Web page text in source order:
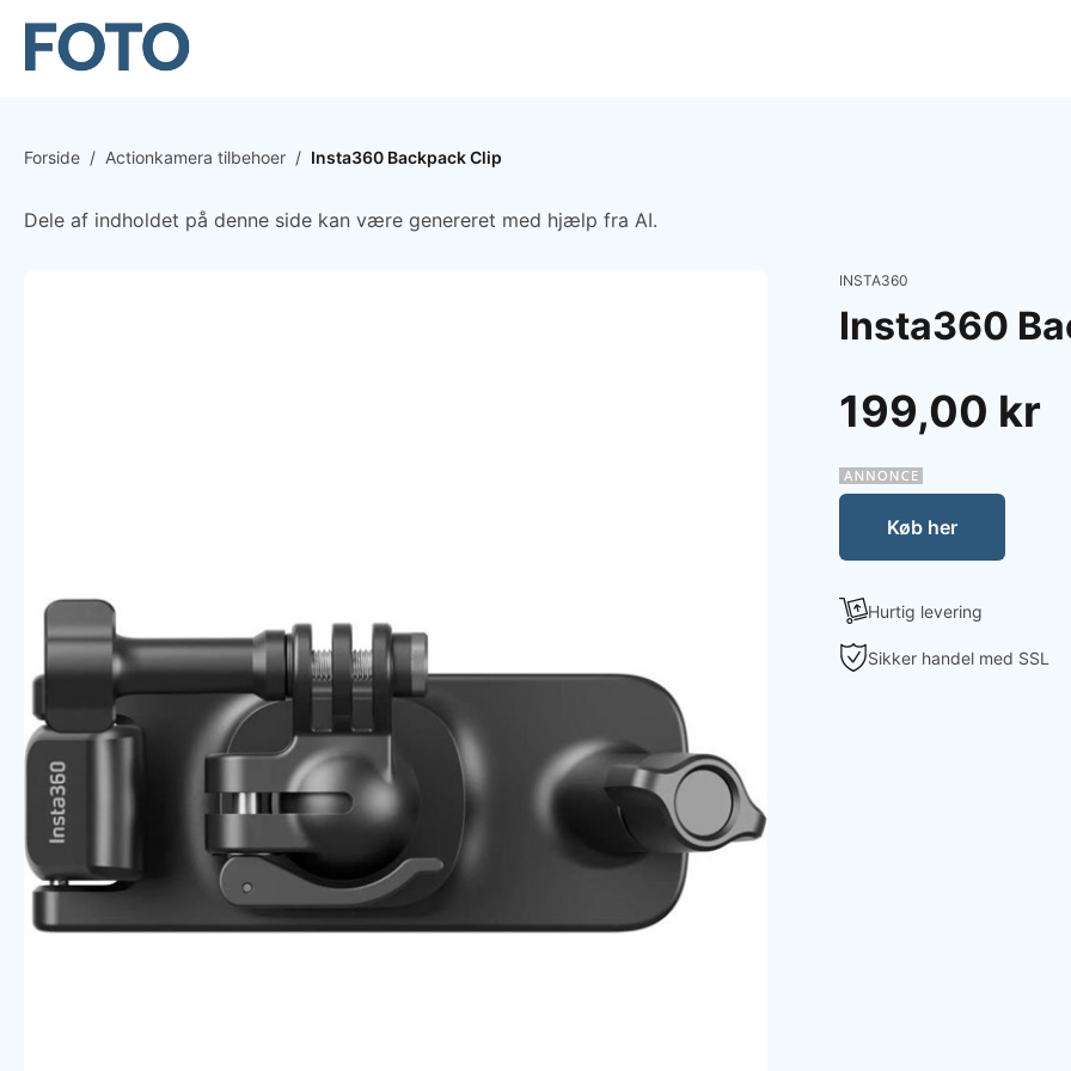
Forside / Actionkamera tilbehoer / Insta360 Backpack Clip
Dele af indholdet på denne side kan være genereret med hjælp fra AI.
INSTA360
Insta360
199,00 kr
Køb her
Hurtig levering
Sikker handel med SSL